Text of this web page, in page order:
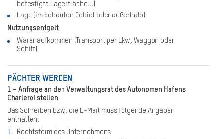
befestigte Lagerfläche...)
Lage (im bebauten Gebiet oder außerhalb)
Nutzungsentgelt
Warenaufkommen (Transport per Lkw, Waggon oder
Schiff)
PÄCHTER WERDEN
1 – Anfrage an den Verwaltungsrat des Autonomen Hafens
Charleroi stellen
Das Schreiben bzw. die E-Mail muss folgende Angaben
enthalten:
Rechtsform des Unternehmens